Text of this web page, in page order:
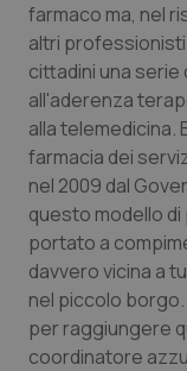
Valle
Veneto
Oncologia
Psoriasi &
Quotidiano
Quotidiano
farmaco ma, nel
altri professionisti
cittadini una
all'aderenza
alla telemedicina.
farmacia dei
nel 2009 dal
questo modello
portato a
davvero vicina a
nel piccolo
per raggiungere
coordinatore